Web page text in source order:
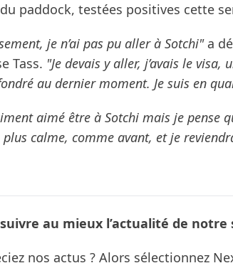
paddock, testées positives cette
je n’ai pas pu aller à Sotchi"a
Tass. "Je devais y aller, j’avais le
au dernier moment. Je suis en
aimé être à Sotchi mais je pense
calme, comme avant, et je
au mieux l’actualité de notre
nos actus ? Alors sélectionnez